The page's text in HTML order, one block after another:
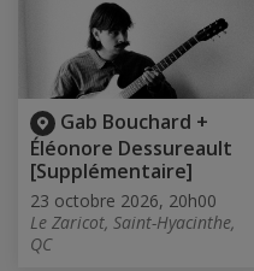
Gab Bouchard +
Éléonore Dessureault
[Supplémentaire]
23 octobre 2026, 20h00
Le Zaricot, Saint-Hyacinthe,
QC